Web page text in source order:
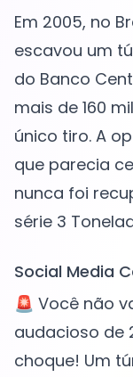
Em 2005, no
escavou um
do Banco
mais de 160
único tiro. A
que parecia
nunca foi
Social Media
🚨 Você não
audacioso de
choque! Um